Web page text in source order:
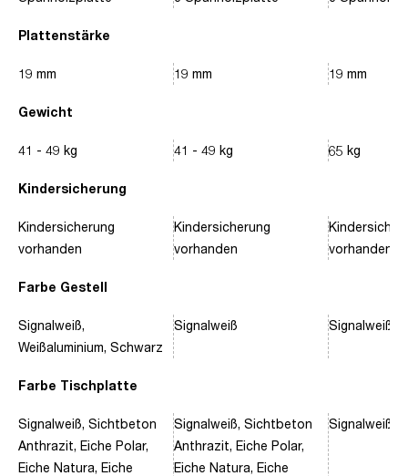
Plattenstärke
Gewicht
Kindersicherung
Farbe Gestell
Farbe Tischplatte
19 mm
41 - 49 kg
Kindersicherung
vorhanden
Signalweiß,
Weißaluminium, Schwarz
Signalweiß, Sichtbeton
Anthrazit, Eiche Polar,
Eiche Natura, Eiche
19 mm
41 - 49 kg
Kindersicherung
vorhanden
Signalweiß
Signalweiß, Sichtbeton
Anthrazit, Eiche Polar,
Eiche Natura, Eiche
19 mm
65 kg
vorhanden
Signalweiß,
Signalweiß,